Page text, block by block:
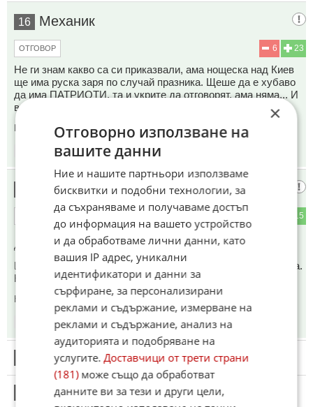
16 Механик
23
6
ОТГОВОР
Не ги знам какво са си приказвали, ама нощеска над Киев
ще има руска заря по случай празника. Щеше да е хубаво
да има ПАТРИОТИ, та и укрите да отговорят, ама няма... И
в САЩ няма.
Коментиран от#25
14.06.2026
Механик
15
До коментар#15от "Я дай инфо...":
Боледува момчето. Измисля си, само и само да е в тренда.
Не му обръщай внимание.
Коментиран от #31
14.06.2026
Този коментар е премахнат от модератор.
Този коментар е премахнат от модератор.
×
Отговорно използване на
вашите данни
Ние и нашите партньори използваме
бисквитки и подобни технологии, за
да съхраняваме и получаваме достъп
до информация на вашето устройство
и да обработваме лични данни, като
вашия IP адрес, уникални
идентификатори и данни за
сърфиране, за персонализирани
реклами и съдържание, измерване на
реклами и съдържание, анализ на
аудиторията и подобряване на
услугите.Доставчици от трети страни
(181)може също да обработват
данните ви за тези и други цели,